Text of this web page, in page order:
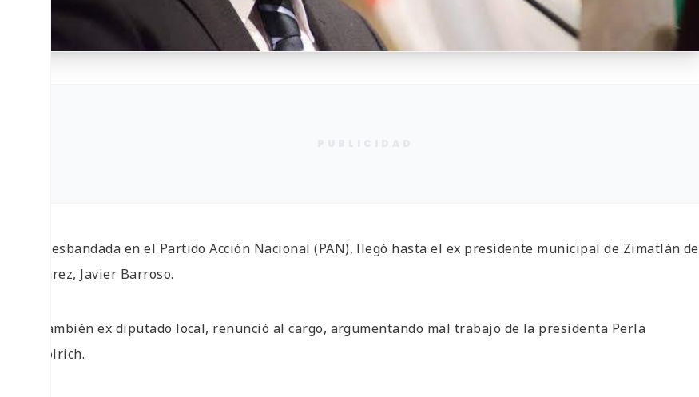
La desbandada en el Partido Acción Nacional (PAN), llegó hasta el ex presidente municipal de Zimatlán de
Álvarez, Javier Barroso.
El también ex diputado local, renunció al cargo, argumentando mal trabajo de la presidenta Perla
Woolrich.